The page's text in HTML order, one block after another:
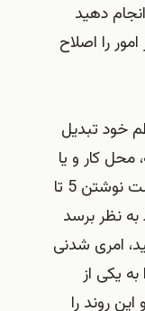
دهید
را اصلاح
خود تبدیل
محل کار و یا
وبلاگ شخصی بنویسید. ممکن است نوشتن 5 تا
به نظر برسد
امری شدنی
یکی از
روند را